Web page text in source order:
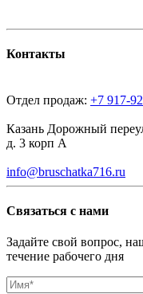
Контакты
Отдел продаж: +7 917-
Казань Дорожный
д. 3 корп А
info@bruschatka716.ru
Связаться с нами
Задайте свой вопрос,
течение рабочего дня